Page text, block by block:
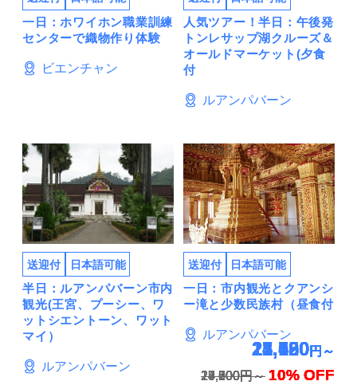
21,150 円～
23,500円～ 10% OFF
25,020 円～
27,800円～ 10% OFF
一日：ホワイホン職業訓練
センターで織物作り体験
ビエンチャン
21,600 円～
24,000円～ 10% OFF
人気ツアー！半日：午後発
トンレサップ湖クルーズ＆
オールドマーケット(夕食
付
ルアンパバーン
24,480 円～
27,200円～ 10% OFF
送迎付 日本語可能
半日：ルアンパバーン市内
観光(王宮、プーシー、ワ
ットシエントーン、ワット
マイ）
ルアンパバーン
12,690 円～
14,100円～ 10% OFF
送迎付 日本語可能
一日：市内観光とクアンシ
ー滝と少数民族村（昼食付
ルアンパバーン
17,730 円～
19,700円～ 10% OFF